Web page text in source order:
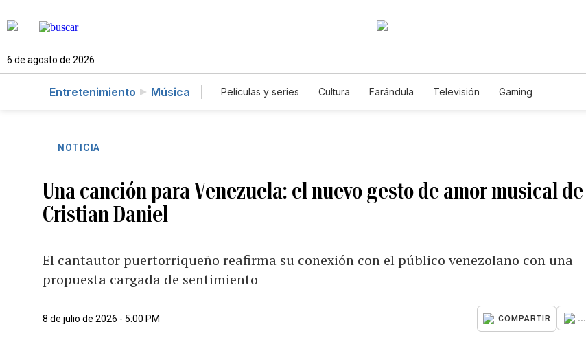
6 de agosto de 2026
Entretenimiento Música Películas y series Cultura Farándula Televisión Gaming
NOTICIA
Una canción para Venezuela: el nuevo gesto de amor musical de
Cristian Daniel
El cantautor puertorriqueño reafirma su conexión con el público venezolano con una
propuesta cargada de sentimiento
8 de julio de 2026 - 5:00 PM COMPARTIR ...